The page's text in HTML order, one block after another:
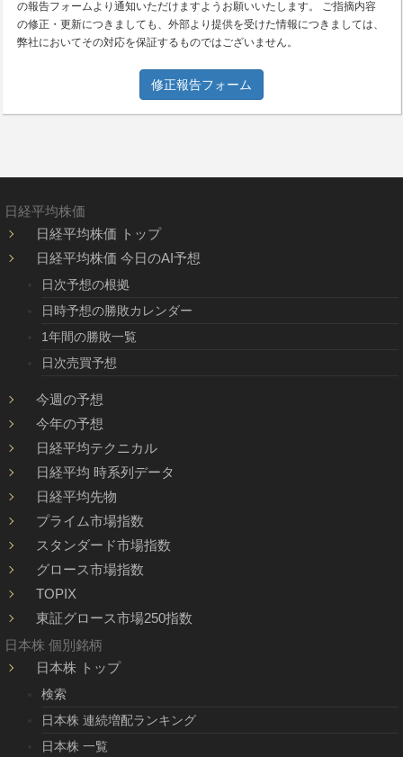
の報告フォームより通知いただけますようお願いいたします。 ご指摘内容
の修正・更新につきましても、外部より提供を受けた情報につきましては、
弊社においてその対応を保証するものではございません。
修正報告フォーム
日経平均株価
日経平均株価 トップ
日経平均株価 今日のAI予想
日次予想の根拠
日時予想の勝敗カレンダー
1年間の勝敗一覧
日次売買予想
今週の予想
今年の予想
日経平均テクニカル
日経平均 時系列データ
日経平均先物
プライム市場指数
スタンダード市場指数
グロース市場指数
TOPIX
東証グロース市場250指数
日本株 個別銘柄
日本株 トップ
検索
日本株 連続増配ランキング
日本株 一覧